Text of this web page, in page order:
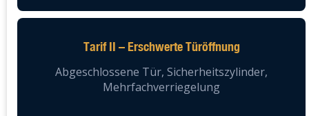
Tarif II – Erschwerte Türöffnung
Abgeschlossene Tür, Sicherheitszylinder,
Mehrfachverriegelung